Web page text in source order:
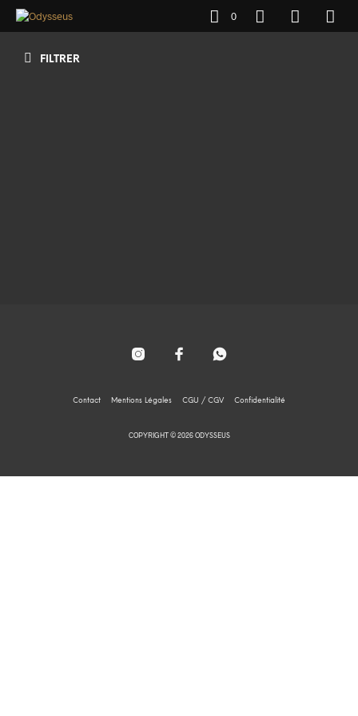
0
FILTRER
Contact Mentions Légales CGU / CGV Confidentialité
COPYRIGHT © 2026 ODYSSEUS